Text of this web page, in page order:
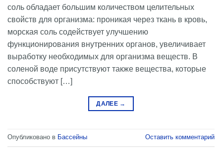
соль обладает большим количеством целительных
свойств для организма: проникая через ткань в кровь,
морская соль содействует улучшению
функционирования внутренних органов, увеличивает
выработку необходимых для организма веществ. В
соленой воде присутствуют также вещества, которые
способствуют […]
ДАЛЕЕ →
Опубликовано в Бассейны Оставить комментарий